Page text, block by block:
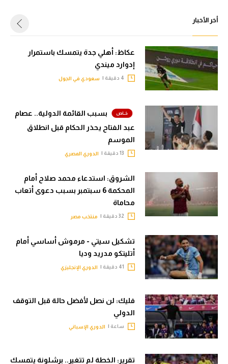
أخر الأخبار
عكاظ: أهلي جدة يتمسك باستمرار
إدوارد ميندي
سعودي في الجول
بسبب القائمة الدولية.. عصام
عبد الفتاح يحذر الحكام قبل انطلاق
الموسم
الدوري المصري
الشروق: استدعاء محمد صلاح أمام
المحكمة 6 سبتمبر بسبب دعوى أتعاب
محاماة
منتخب مصر
تشكيل سيتي - مرموش أساسي أمام
أتليتكو مدريد وديا
الدوري الإنجليزي
فليك: لن نصل لأفضل حالة قبل التوقف
الدولي
ساعة | الدوري الإسباني
تقرير: الخطة لم تتغير.. برشلونة يتمسك